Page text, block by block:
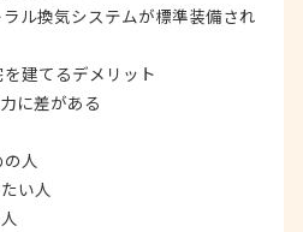
ル換気システムが標準装備され
建てるデメリット
に差がある
人
い人